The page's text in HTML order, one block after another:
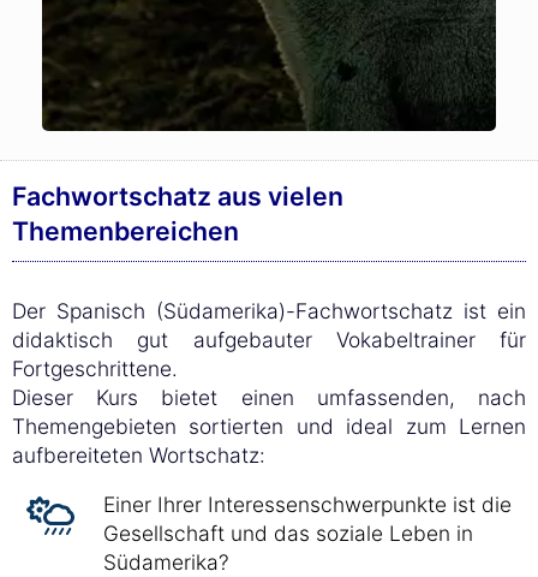
Fachwortschatz aus vielen
Themenbereichen
Der Spanisch (Südamerika)-Fachwortschatz ist ein
didaktisch gut aufgebauter Vokabeltrainer für
Fortgeschrittene.
Dieser Kurs bietet einen umfassenden, nach
Themengebieten sortierten und ideal zum Lernen
aufbereiteten Wortschatz:
Einer Ihrer Interessenschwerpunkte ist die
Gesellschaft und das soziale Leben in
Südamerika?